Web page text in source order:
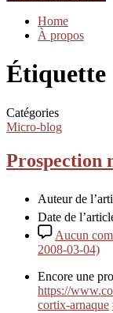
Home
À propos
Étiquette
Catégories
Micro-blog
Prospection
Auteur de
Date de
Aucun
2008-03-04)
Encore une
https://
cortix-arnaque